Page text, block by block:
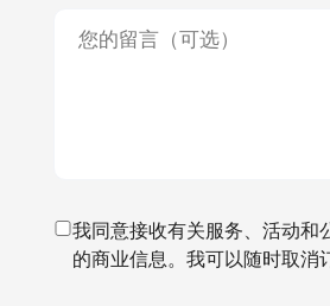
我同意接收有关服务、活动和
的商业信息。我可以随时取消